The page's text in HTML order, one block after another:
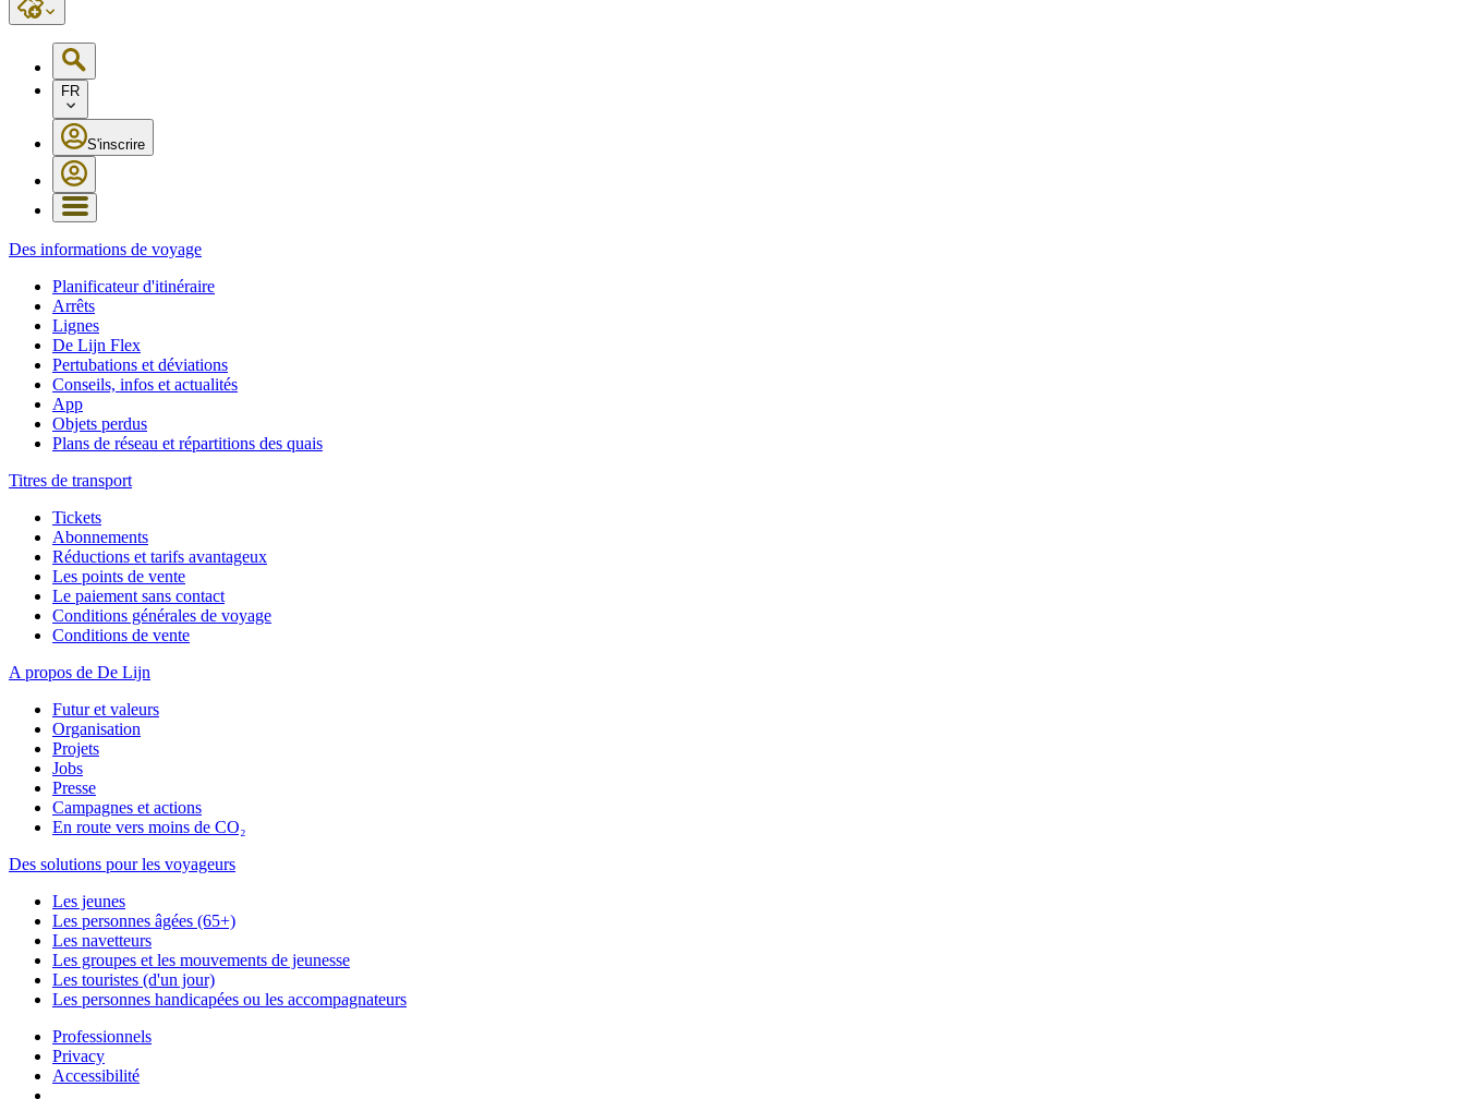
FR
S'inscrire
Des informations de voyage
Planificateur d'itinéraire
Arrêts
Lignes
De Lijn Flex
Pertubations et déviations
Conseils, infos et actualités
App
Objets perdus
Plans de réseau et répartitions des quais
Titres de transport
Tickets
Abonnements
Réductions et tarifs avantageux
Les points de vente
Le paiement sans contact
Conditions générales de voyage
Conditions de vente
A propos de De Lijn
Futur et valeurs
Organisation
Projets
Jobs
Presse
Campagnes et actions
En route vers moins de CO₂
Des solutions pour les voyageurs
Les jeunes
Les personnes âgées (65+)
Les navetteurs
Les groupes et les mouvements de jeunesse
Les touristes (d'un jour)
Les personnes handicapées ou les accompagnateurs
Professionnels
Privacy
Accessibilité